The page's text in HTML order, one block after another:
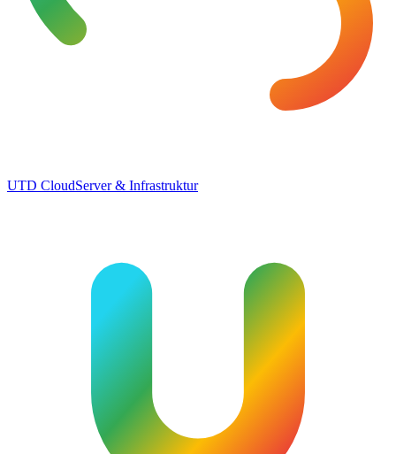
UTD CloudServer & Infrastruktur